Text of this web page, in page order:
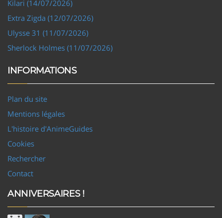
Kilari (14/07/2026)
Extra Zigda (12/07/2026)
Ulysse 31 (11/07/2026)
Sherlock Holmes (11/07/2026)
INFORMATIONS
Plan du site
Mentions légales
L'histoire d'AnimeGuides
Cookies
Rechercher
Contact
ANNIVERSAIRES !